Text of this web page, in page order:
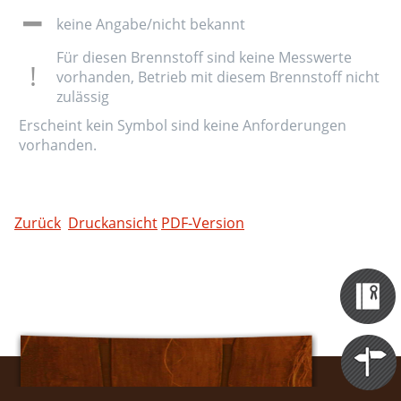
Themen
Portale
keine Angabe/nicht bekannt
Für diesen Brennstoff sind keine Messwerte
vorhanden, Betrieb mit diesem Brennstoff nicht
zulässig
Erscheint kein Symbol sind keine Anforderungen
vorhanden.
Zurück Druckansicht PDF-Version